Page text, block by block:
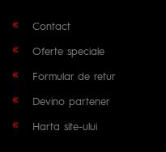
Contact
Oferte speciale
Formular de retur
Devino partener
Harta site-ului